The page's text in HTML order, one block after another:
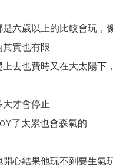
六歲以上的比較會玩，
實也有限
去也費時又在大太陽下
才會停止
了太累也會森氣的
心結果他玩不到要生氣